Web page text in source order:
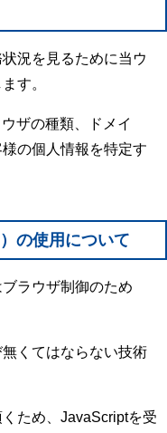
況を見るために当ウ
す。
ザの種類、ドメイ
の個人情報を特定す
の使用について
ラウザ制御のため
くてはならない技術
ため、JavaScriptを受